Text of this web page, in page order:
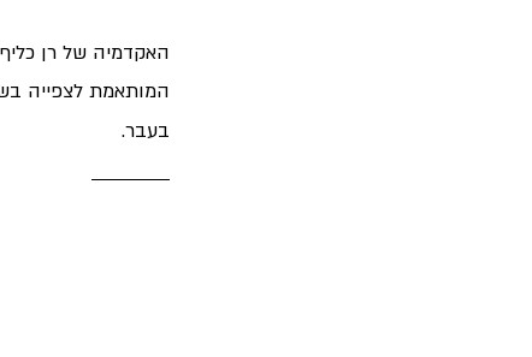
האקדמיה של רן
המותאמת לצפייה
בעבר.